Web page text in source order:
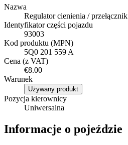
Nazwa
Regulator cienienia / przełącznik
Identyfikator części pojazdu
93003
Kod produktu (MPN)
5Q0 201 559 A
Cena (z VAT)
€8.00
Warunek
Używany produkt
Pozycja kierownicy
Uniwersalna
Informacje o pojeździe